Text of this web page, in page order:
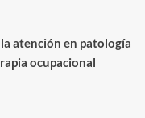
atención en patología
ocupacional